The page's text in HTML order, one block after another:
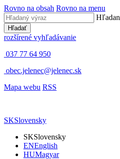
Rovno na obsah Rovno na menu
Hľadať
rozšírené vyhľadávanie
037 77 64 950
obec.jelenec@jelenec.sk
Mapa webu RSS
SKSlovensky
SKSlovensky
ENEnglish
HUMagyar